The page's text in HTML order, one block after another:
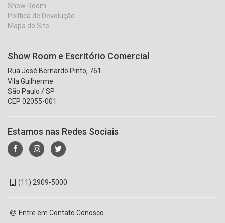
Show Room
Política de Devolução
Mapa do Site
Show Room e Escritório Comercial
Rua José Bernardo Pinto, 761
Vila Guilherme
São Paulo / SP
CEP 02055-001
Estamos nas Redes Sociais
(11) 2909-5000
Entre em Contato Conosco